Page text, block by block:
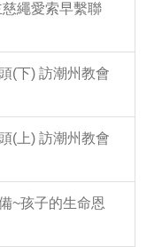
繩愛索早繫聯
(下) 訪潮州教會
(上) 訪潮州教會
~孩子的生命恩